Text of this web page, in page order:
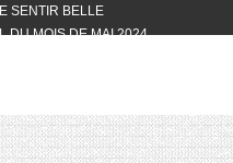
SENTIR BELLE
DU MOIS DE MAI 2024
BOX DU MOIS DE MAI 2024
BOX DU MOIS D’AVRIL